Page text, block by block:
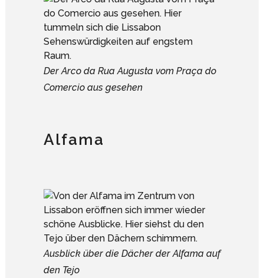
Der Arco da Rua Augusta vom Praça do
Comercio aus gesehen
Alfama
Ausblick über die Dächer der Alfama auf
den Tejo